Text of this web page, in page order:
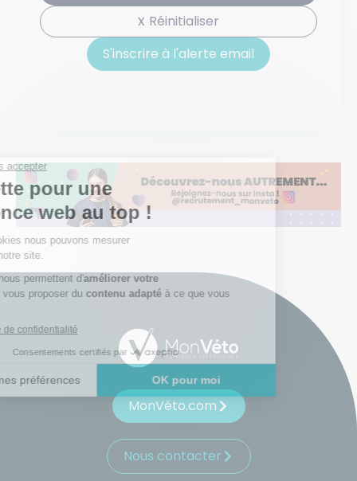
Réinitialiser
S'inscrire à l'alerte email
S'inscrire
MonVéto.com
Nous contacter